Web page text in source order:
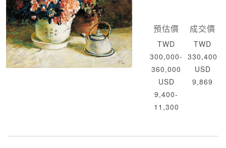
預估價
TWD
300,000-
360,000
USD
9,400-
11,300
成交價
TWD
330,400
USD
9,869